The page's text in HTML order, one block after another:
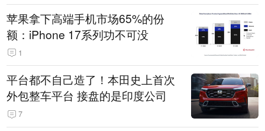
苹果拿下高端手机市场65%的份
额：iPhone 17系列功不可没
1
平台都不自己造了！本田史上首次
外包整车平台 接盘的是印度公司
7